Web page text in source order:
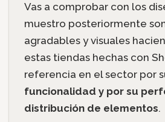
Vas a comprobar con los
muestro posteriormente
agradables y visuales
estas tiendas hechas con
referencia en el sector por
funcionalidad y por su
distribución de elementos.